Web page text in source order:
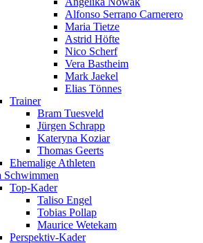
Alfonso Serrano Carnerero
Maria Tietze
Astrid Höfte
Nico Scherf
Vera Bastheim
Mark Jaekel
Elias Tönnes
Trainer
Bram Tuesveld
Jürgen Schrapp
Kateryna Koziar
Thomas Geerts
Ehemalige Athleten
Schwimmen
Top-Kader
Taliso Engel
Tobias Pollap
Maurice Wetekam
Perspektiv-Kader